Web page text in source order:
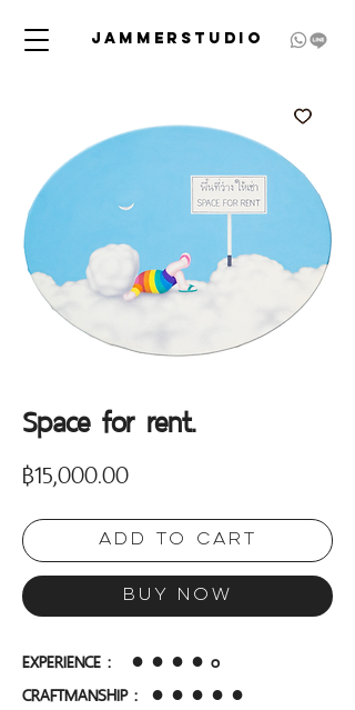
JAMMERSTUDIO
Space for rent.
฿15,000.00Price
Add to Cart
Buy Now
EXPERIENCE :   ● ● ● ● o
CRAFTMANSHIP :  ● ● ● ● ●